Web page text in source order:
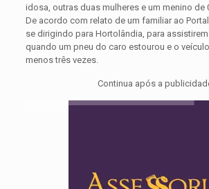
idosa, outras duas mulheres e um menino de
De acordo com relato de um familiar ao Portal
se dirigindo para Hortolândia, para assistirem
quando um pneu do caro estourou e o
menos três vezes.
Continua após a